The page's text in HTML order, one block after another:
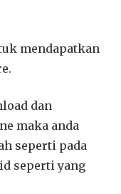
mendapatkan
dan
maka anda
seperti pada
seperti yang